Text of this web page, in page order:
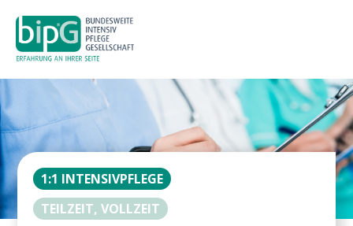
1:1 INTENSIVPFLEGE
TEILZEIT, VOLLZEIT